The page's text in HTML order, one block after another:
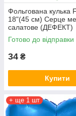
Фольгована кулька
18"(45 см) Серце
салатове (ДЕФЕКТ)
Готово до відправки
34 ₴
Купити
+ ще 1 шт